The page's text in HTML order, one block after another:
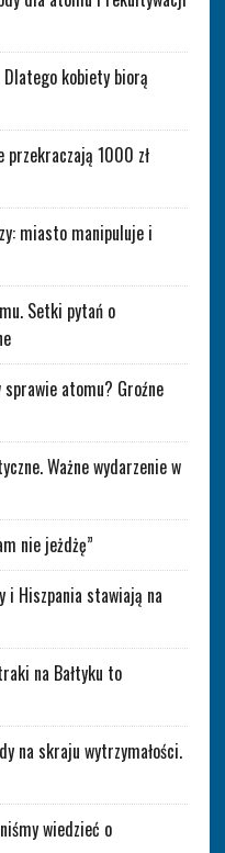
kobiety biorą
1000 zł
miasto manipuluje i
Setki pytań o
atomu? Groźne
Ważne wydarzenie w
nie jeżdżę”
i Hiszpania stawiają na
na Bałtyku to
na skraju wytrzymałości.
wiedzieć o